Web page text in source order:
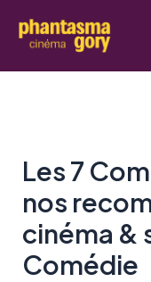
Les 7
nos
cinéma &
Comédie